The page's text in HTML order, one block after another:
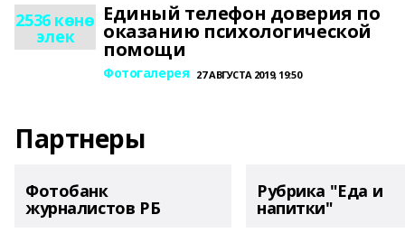
2536 көнө
элек
Единый телефон доверия по
оказанию психологической
помощи
Фотогалерея 27 АВГУСТА 2019, 19:50
Партнеры
Фотобанк
журналистов РБ
Рубрика "Еда и
напитки"